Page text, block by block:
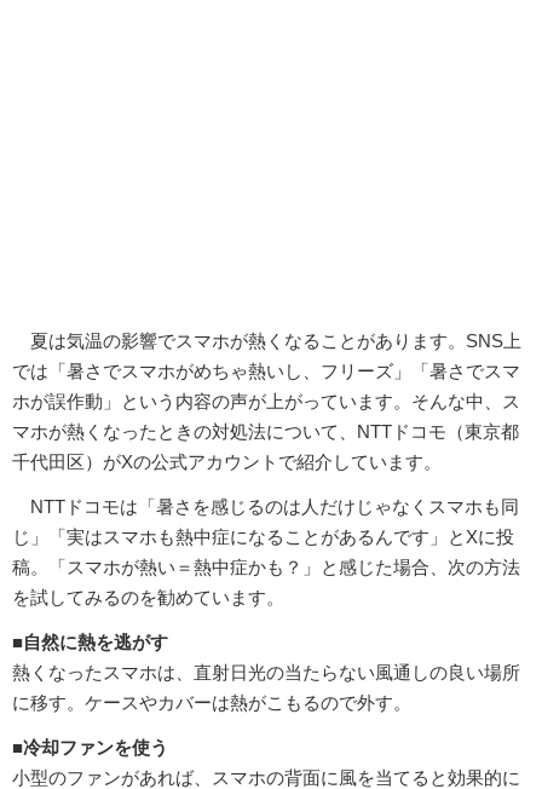
夏は気温の影響でスマホが熱くなることがあります。SNS上
では「暑さでスマホがめちゃ熱いし、フリーズ」「暑さでスマ
ホが誤作動」という内容の声が上がっています。そんな中、ス
マホが熱くなったときの対処法について、NTTドコモ（東京都
千代田区）がXの公式アカウントで紹介しています。
NTTドコモは「暑さを感じるのは人だけじゃなくスマホも同
じ」「実はスマホも熱中症になることがあるんです」とXに投
稿。「スマホが熱い＝熱中症かも？」と感じた場合、次の方法
を試してみるのを勧めています。
■自然に熱を逃がす
熱くなったスマホは、直射日光の当たらない風通しの良い場所
に移す。ケースやカバーは熱がこもるので外す。
■冷却ファンを使う
小型のファンがあれば、スマホの背面に風を当てると効果的に